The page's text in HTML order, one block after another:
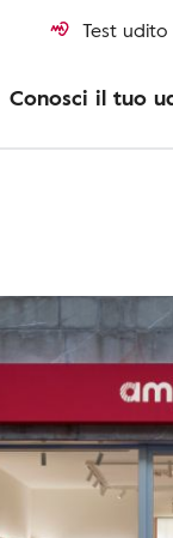
Test
Conosci il tuo